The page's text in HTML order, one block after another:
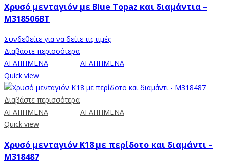
Χρυσό μενταγιόν με Blue Topaz και διαμάντια –
M318506BT
Συνδεθείτε για να δείτε τις τιμές
Διαβάστε περισσότερα
ΑΓΑΠΗΜΕΝΑ
ΑΓΑΠΗΜΕΝΑ
Quick view
Διαβάστε περισσότερα
ΑΓΑΠΗΜΕΝΑ
ΑΓΑΠΗΜΕΝΑ
Quick view
Χρυσό μενταγιόν K18 με περίδοτο και διαμάντι –
Μ318487